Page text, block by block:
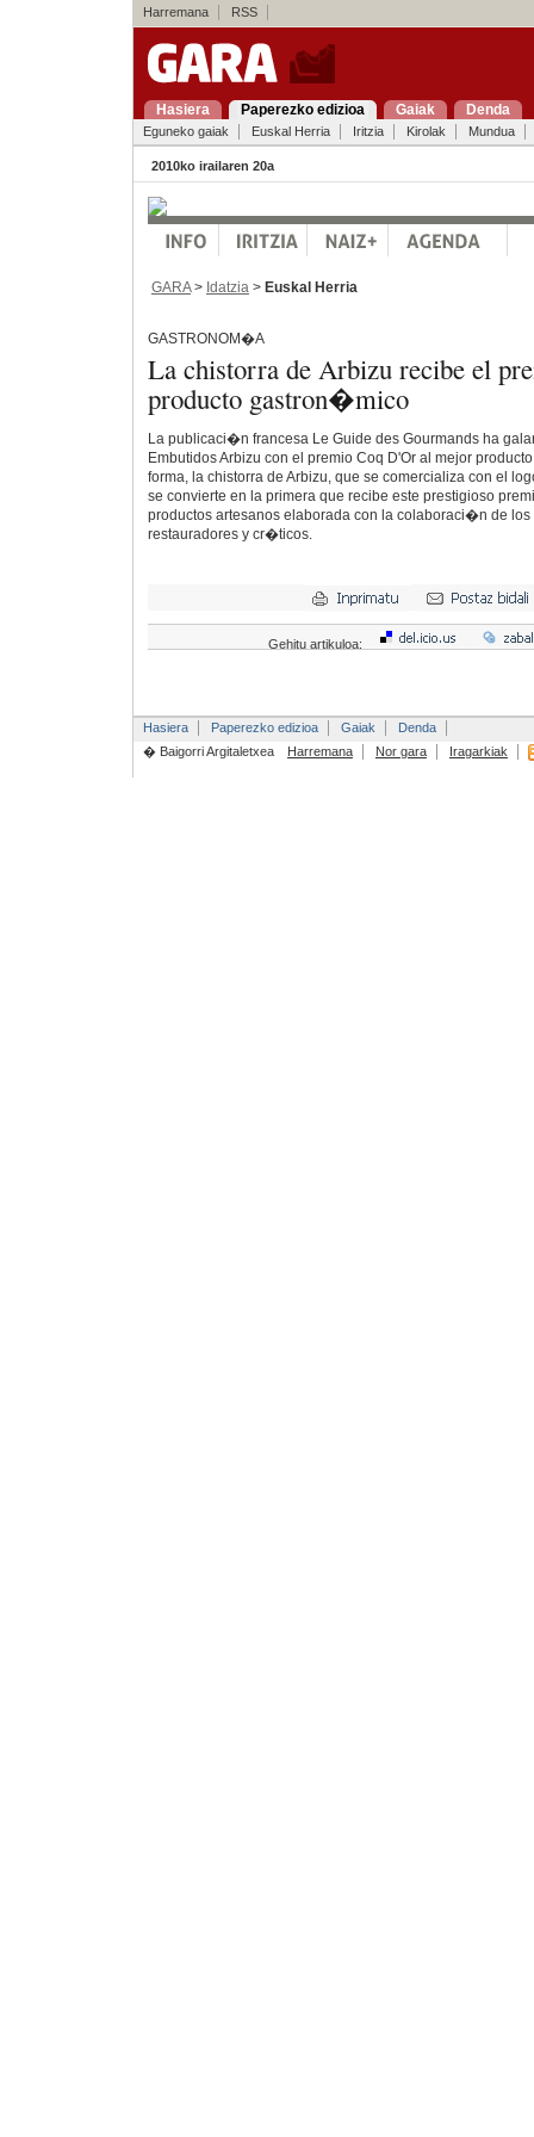
Harremana RSS
Hasiera Paperezko edizioa Gaiak Denda
Eguneko gaiak Euskal Herria Iritzia Kirolak Mundua
2010ko irailaren 20a
GARA> Idatzia > Euskal Herria
GASTRONOM�A
La chistorra de Arbizu recibe el
producto gastron�mico
La publicaci�n francesa Le Guide des Gourmands ha
Embutidos Arbizu con el premio Coq D'Or al mejor
forma, la chistorra de Arbizu, que se comercializa con el
se convierte en la primera que recibe este prestigioso
productos artesanos elaborada con la colaboraci�n de los
restauradores y cr�ticos.
Gehitu artikuloa:
Hasiera Paperezko edizioa Gaiak
Denda
� Baigorri Argitaletxea
Harremana Nor gara Iragarkiak